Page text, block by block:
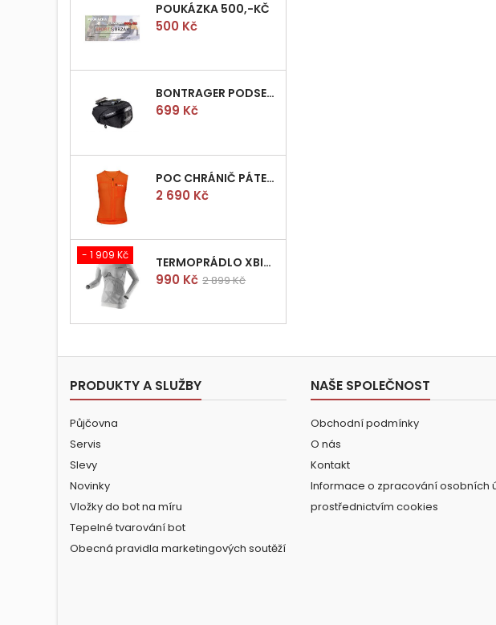
POUKÁZKA 500,-KČ
Cena
500 Kč
BONTRAGER PODSEDLOVÁ BRAŠNIČKA PRO QUICK S
Cena
699 Kč
POC CHRÁNIČ PÁTEŘE POCITO VPD AIR VEST VEL.M
Cena
2 690 Kč
- 1 909 Kč TERMOPRÁDLO XBIONIC RADIACTOR WOMAN SHIRT LONGS L/XL
Cena
990 Kč Běžná
2 899 Kč
PRODUKTY A SLUŽBY
Půjčovna
Servis
Slevy
Novinky
Vložky do bot na míru
Tepelné tvarování bot
Obecná pravidla marketingových soutěží
NAŠE SPOLEČNOST
Obchodní podmínky
O nás
Kontakt
Informace o zpracování osobních
prostřednictvím cookies